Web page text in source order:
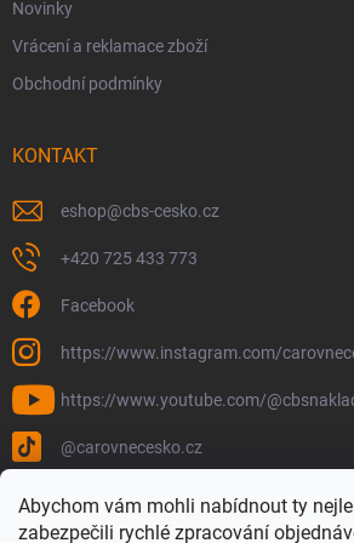
Abychom vám mohli nabídnout ty
zabezpečili rychlé zpracování
Novinky
Vrácení a reklamace zboží
Obchodní podmínky
KONTAKT
eshop@cbs-cesko.cz
+420 725 433 773
Facebook
https://www.instagram.com/
https://www.youtube.com/
@carovnecesko.cz